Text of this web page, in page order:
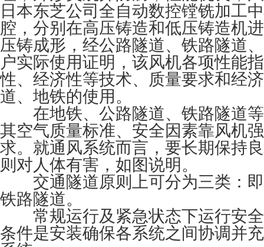
日本东芝公司全自动数控镗铣加工
腔，分别在高压铸造和低压铸造机
压铸成形，经公路隧道、铁路隧道
户实际使用证明，该风机各项性能
性、经济性等技术、质量要求和经
道、地铁的使用。
在地铁、公路隧道、铁路隧道等
其空气质量标准、安全因素靠风机
求。就通风系统而言，要长期保持
则对人体有害，如图说明。
交通隧道原则上可分为三类：即
铁路隧道。
常规运行及紧急状态下运行安全
条件是安装确保各系统之间协调并